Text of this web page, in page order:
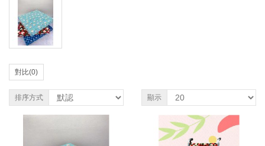
對比(0)
排序方式 顯示